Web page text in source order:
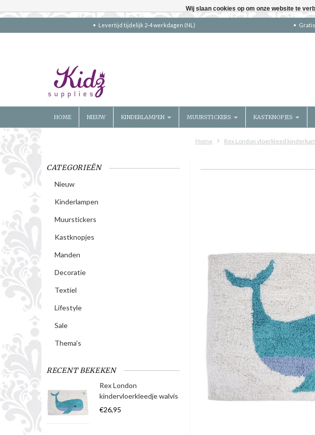
Levertijd tijdelijk 2-4 werkdagen (NL)
HOME NIEUW KINDERLAMPEN MUURSTICKERS KASTKNOPJES
Home Rex London vloerkleed
CATEGORIEËN
Nieuw
Kinderlampen
Muurstickers
Kastknopjes
Manden
Decoratie
Textiel
Lifestyle
Sale
Thema's
RECENT BEKEKEN
Rex London
kindervloerkleedje walvis
€26,95
Wij slaan cookies op om onze website te